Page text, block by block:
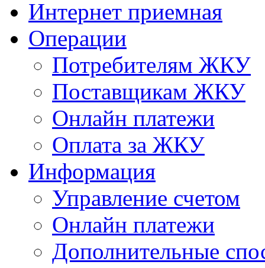
Интернет приемная
Операции
Потребителям ЖКУ
Поставщикам ЖКУ
Онлайн платежи
Оплата за ЖКУ
Информация
Управление счетом
Онлайн платежи
Дополнительные